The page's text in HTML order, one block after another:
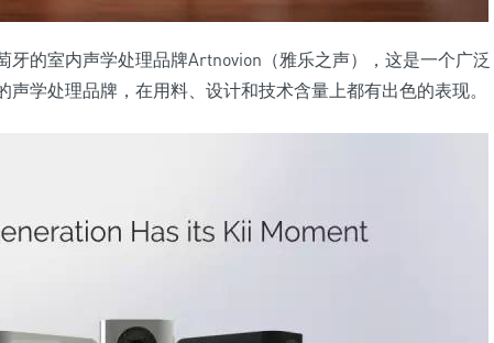
牙的室内声学处理品牌Artnovion（雅乐之声），这是一个广泛
学处理品牌，在用料、设计和技术含量上都有出色的表现。